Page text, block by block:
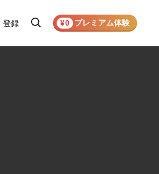
登録
検
¥0 プレミアム体験